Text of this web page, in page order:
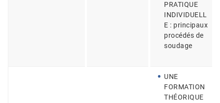
PRATIQUE
INDIVIDUELL
E : principaux
procédés de
soudage
UNE
FORMATION
THÉORIQUE